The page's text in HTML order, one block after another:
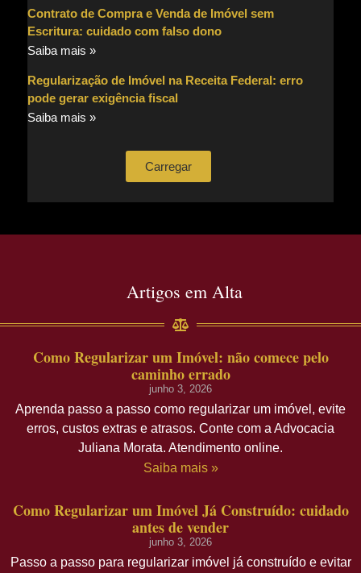
Contrato de Compra e Venda de Imóvel sem
Escritura: cuidado com falso dono
Saiba mais »
Regularização de Imóvel na Receita Federal: erro
pode gerar exigência fiscal
Saiba mais »
Carregar
Artigos em Alta
Como Regularizar um Imóvel: não comece pelo
caminho errado
junho 3, 2026
Aprenda passo a passo como regularizar um imóvel, evite
erros, custos extras e atrasos. Conte com a Advocacia
Juliana Morata. Atendimento online.
Saiba mais »
Como Regularizar um Imóvel Já Construído: cuidado
antes de vender
junho 3, 2026
Passo a passo para regularizar imóvel já construído e evitar